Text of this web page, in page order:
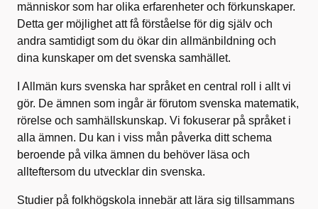
människor som har olika erfarenheter och förkunskaper.
Detta ger möjlighet att få förståelse för dig själv och
andra samtidigt som du ökar din allmänbildning och
dina kunskaper om det svenska samhället.
I Allmän kurs svenska har språket en central roll i allt vi
gör. De ämnen som ingår är förutom svenska matematik,
rörelse och samhällskunskap. Vi fokuserar på språket i
alla ämnen. Du kan i viss mån påverka ditt schema
beroende på vilka ämnen du behöver läsa och
allteftersom du utvecklar din svenska.
Studier på folkhögskola innebär att lära sig tillsammans